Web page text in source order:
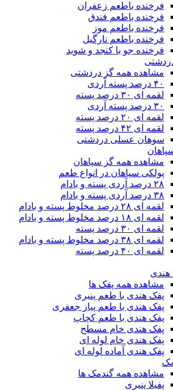
فرخنده باطعم زعفران
فرخنده باطعم فندق
فرخنده باطعم موز
فرخنده باطعم نارگیل
فرخنده جو با کنجد و شوید
مشاهده همه گز دردشتی
۴۰ درصد پسته آردی
لقمه ای ۳۰ درصد پسته
۳۰ درصد پسته آردی
لقمه ای ۲۰ درصد پسته
لقمه ای ۴۲ درصد پسته
سوهان عسلی دردشتی
مشاهده همه گز سپاهان
پولکی سپاهان در انواع طعم
۲۸ درصد آردی پسته و بادام
۳۸ درصد آردی پسته و بادام
لقمه ای ۲۸ درصد مخلوط پسته و بادام
لقمه ای ۱۸ درصد مخلوط پسته و بادام
لقمه ای ۳۰ درصد پسته
لقمه ای ۳۸ درصد مخلوط پسته و بادام
لقمه ای ۴۰ درصد پسته
هندی
مشاهده همه پفک ها
پفک هندی با طعم پنیری
پفک هندی با طعم پیاز جعفری
پفک هندی با طعم کچاپ
پفک هندی خام مسطح
پفک هندی خام لوله ای
پفک هندی آماده لوله ای
مشاهده همه گندمک ها
پفیلا پنیری